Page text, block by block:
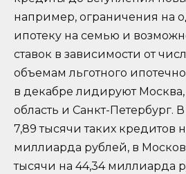
например, ограничения на
ипотеку на семью и
ставок в зависимости от
объемам льготного
в декабре лидируют
область и Санкт-Петербург.
7,89 тысячи таких кредитов
миллиарда рублей, в
тысячи на 44,34 миллиарда